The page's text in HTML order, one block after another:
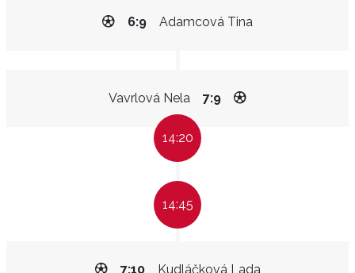
Adamcová Tina
6:9
Vavrlová Nela 7:9
14:20
14:45
Kudláčková Lada
7:10